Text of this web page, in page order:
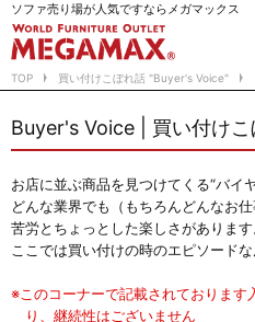
ソファ売り場が人気ですならメガマックス
TOP 買い付けこぼれ話 "Buyer's Voice"
Buyer's Voice | 買い付けこ
お店に並ぶ商品を見つけてくる“バイ
どんな業界でも（もちろんどんなお
苦労とちょっとした楽しさがあります
ここでは買い付けの時のエピソードな
※このコーナーで記載されております
り、継続性はございません